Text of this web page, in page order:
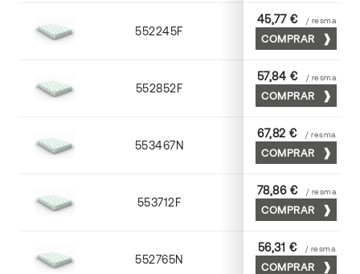
552245F 45 x 64
45,77 € / resma
COMPRAR
552852F 52 x 70
57,84 € / resma
COMPRAR
553467N 65 x 90
67,82 € / resma
COMPRAR
553712F 72 x 102
78,86 € / resma
COMPRAR
552765N 65 x 90
56,31 € / resma
COMPRAR